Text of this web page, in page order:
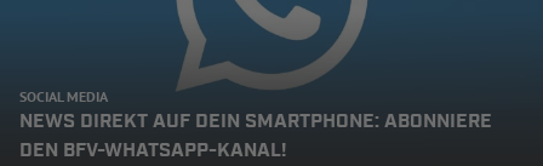
SOCIAL MEDIA
NEWS DIREKT AUF DEIN SMARTPHONE: ABONNIERE
DEN BFV-WHATSAPP-KANAL!